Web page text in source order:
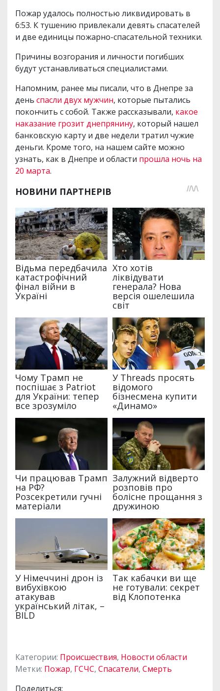
Пожар удалось полностью ликвидировать в
6:53. К тушению привлекали девять спасателей
и две единицы пожарно-спасательной техники.
Причины возгорания и личности погибших
будут устанавливаться специалистами.
Напомним, ранее мы писали, что в Днепре за
день спасли двух мужчин, которые пытались
покончить с собой. Также рассказывали, какое
наказание грозит днепрянину, который нашел
банковскую карту и две недели тратил чужие
деньги. Кроме того, на нашем сайте можно
узнать, как в Днепре и области прошла ночь на
20 марта.
Категории: Происшествия, Новости области
Метки: Пожар, ГСЧС, Спасатели, Смерть
Поделиться: